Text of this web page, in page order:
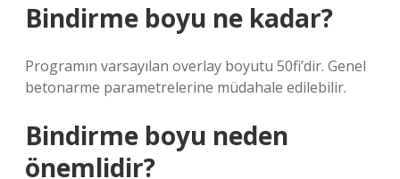
Bindirme boyu ne kadar?
Programın varsayılan overlay boyutu 50fi’dir. Genel
betonarme parametrelerine müdahale edilebilir.
Bindirme boyu neden
önemlidir?